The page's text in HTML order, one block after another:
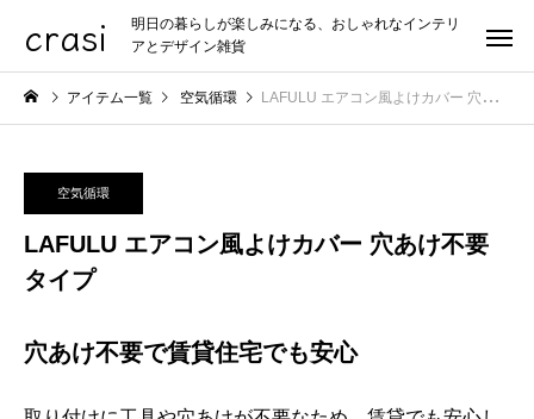
crasi
明日の暮らしが楽しみになる、おしゃれなインテリ
アとデザイン雑貨
アイテム一覧 空気循環 LAFULU エアコン風よけカバー 穴あけ不要タイプ
空気循環
LAFULU エアコン風よけカバー 穴あけ不要
タイプ
穴あけ不要で賃貸住宅でも安心